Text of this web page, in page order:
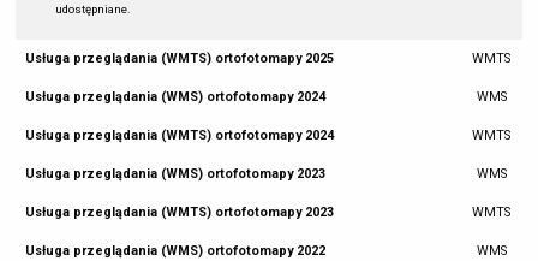
udostępniane.
Usługa przeglądania (WMTS) ortofotomapy 2025 WMTS
Usługa przeglądania (WMS) ortofotomapy 2024 WMS
Usługa przeglądania (WMTS) ortofotomapy 2024 WMTS
Usługa przeglądania (WMS) ortofotomapy 2023 WMS
Usługa przeglądania (WMTS) ortofotomapy 2023 WMTS
Usługa przeglądania (WMS) ortofotomapy 2022 WMS